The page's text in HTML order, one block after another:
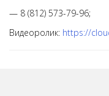
— 8 (812) 573-79-96;
Видеоролик: https://